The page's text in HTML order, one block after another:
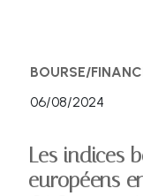
BOURSE/
06/08/2024
Les indices
européens